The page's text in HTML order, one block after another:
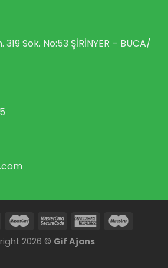
Sok. No:53 ŞİRİNYER – BUCA/
2026 © Gif Ajans